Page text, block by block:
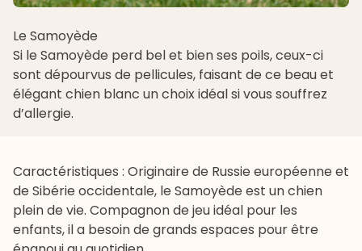
Le Samoyède
Si le Samoyède perd bel et bien ses poils, ceux-ci
sont dépourvus de pellicules, faisant de ce beau et
élégant chien blanc un choix idéal si vous souffrez
d’allergie.
Caractéristiques : Originaire de Russie européenne et
de Sibérie occidentale, le Samoyède est un chien
plein de vie. Compagnon de jeu idéal pour les
enfants, il a besoin de grands espaces pour être